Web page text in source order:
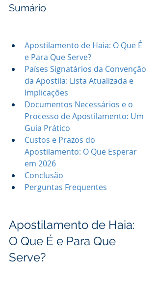
Sumário
Apostilamento de Haia: O Que É
e Para Que Serve?
Países Signatários da Convenção
da Apostila: Lista Atualizada e
Implicações
Documentos Necessários e o
Processo de Apostilamento: Um
Guia Prático
Custos e Prazos do
Apostilamento: O Que Esperar
em 2026
Conclusão
Perguntas Frequentes
Apostilamento de Haia:
O Que É e Para Que
Serve?